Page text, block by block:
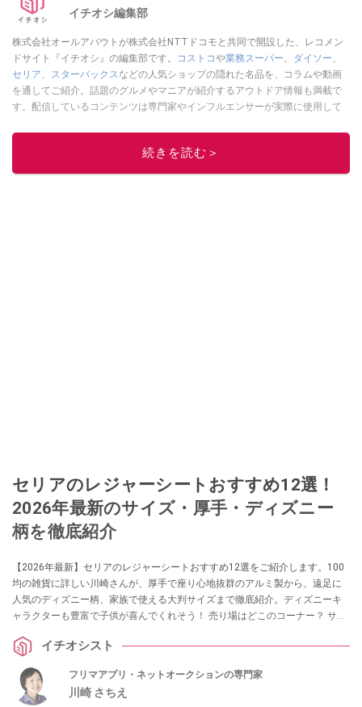
イチオシ編集部
株式会社オールアバウトが株式会社NTTドコモと共同で開設した、レコメン
ドサイト『イチオシ』の編集部です。
コストコや業務スーパー ダイソー
セリア
スターバックス などの人気ショップの隠れた名品を、コラムや動画
を通してご紹介。話題のグルメやマニアが紹介するアウトドア情報も満載で
す。配信しているコンテンツは専門家やインフルエンサーが実際に使用して
ニュースでフォロー
続きを読む＞
セリアのレジャーシートおすすめ12選！
2026年最新のサイズ・厚手・ディズニー
柄を徹底紹介
【2026年最新】セリアのレジャーシートおすすめ12選をご紹介します。100
均の雑貨に詳しい川崎さんが、厚手で座り心地抜群のアルミ製から、遠足に
人気のディズニー柄、家族で使える大判サイズまで徹底紹介。ディズニーキ
ャラクターも豊富で子供が喜んでくれそう！ 売り場はどこのコーナー？ サン
イチオシスト
フリマアプリ・ネットオークションの専門家
川崎 さちえ